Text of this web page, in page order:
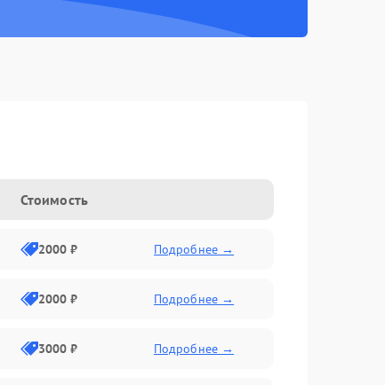
Стоимость
2000 ₽ Подробнее →
2000 ₽ Подробнее →
3000 ₽ Подробнее →